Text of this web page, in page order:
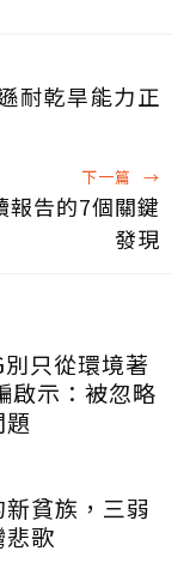
耐乾旱能力正
下一篇 →
報告的7個關鍵
發現
只從環境著
貧族，三弱
悲歌